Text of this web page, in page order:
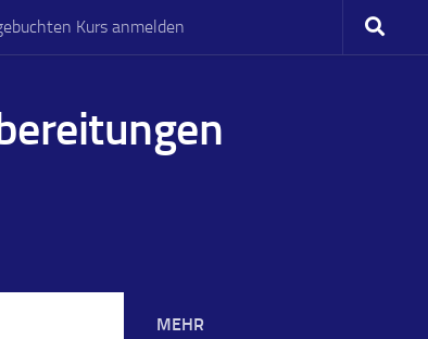
Kurs anmelden
MEHR